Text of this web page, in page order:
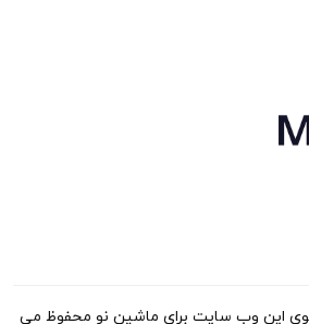
این وب سایت برای ماشین نو محفوظ می